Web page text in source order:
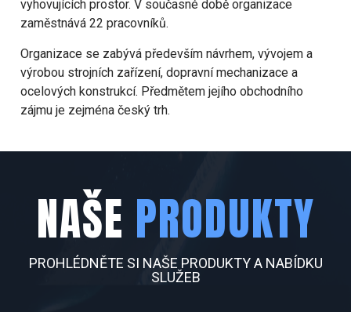
vyhovujících prostor. V současné době organizace
zaměstnává 22 pracovníků.
Organizace se zabývá především návrhem, vývojem a
výrobou strojních zařízení, dopravní mechanizace a
ocelových konstrukcí. Předmětem jejího obchodního
zájmu je zejména český trh.
NAŠE PRODUKTY
PROHLÉDNĚTE SI NAŠE PRODUKTY A NABÍDKU
SLUŽEB